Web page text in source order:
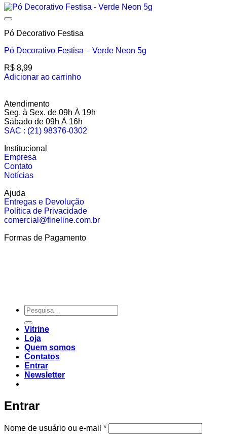
Pó Decorativo Festisa
Pó Decorativo Festisa – Verde Neon 5g
R$ 8,99
Adicionar ao carrinho
Atendimento
Seg. à Sex. de 09h À 19h
Sábado de 09h À 16h
SAC : (21) 98376-0302
Institucional
Empresa
Contato
Notícias
Ajuda
Entregas e Devolução
Política de Privacidade
comercial@fineline.com.br
Formas de Pagamento
Vitrine
Loja
Quem somos
Contatos
Entrar
Newsletter
Entrar
Nome de usuário ou e-mail *